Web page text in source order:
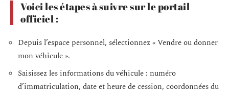
Voici les étapes à suivre sur le portail
officiel :
Depuis l’espace personnel, sélectionnez « Vendre ou donner
mon véhicule ».
Saisissez les informations du véhicule : numéro
d’immatriculation, date et heure de cession, coordonnées du